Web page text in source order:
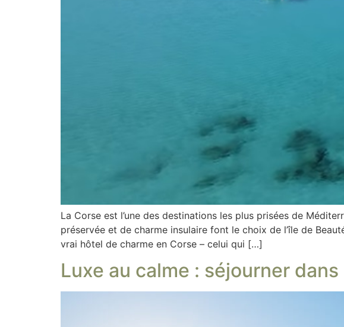
La Corse est l’une des destinations les plus prisées de
préservée et de charme insulaire font le choix de l’île de
vrai hôtel de charme en Corse – celui qui […]
Luxe au calme : séjourner